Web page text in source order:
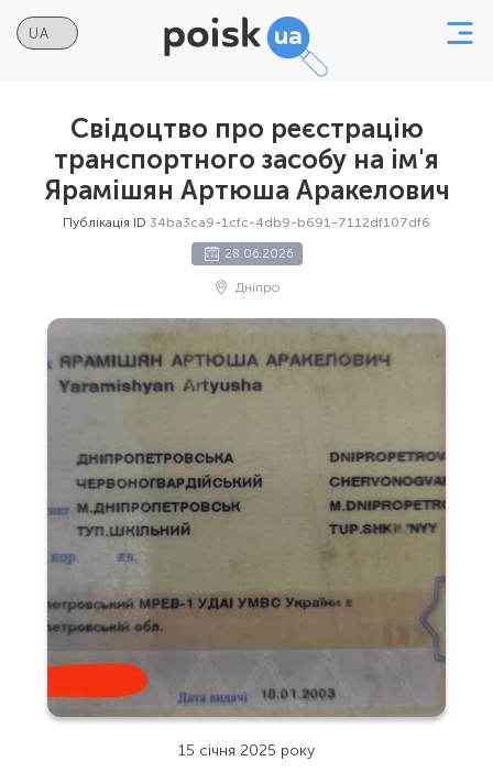
Свідоцтво про реєстрацію
транспортного засобу на ім'я
Ярамішян Артюша Аракелович
Публікація ID 34ba3ca9-1cfc-4db9-b691-7112df107df6
28.06.2026
Дніпро
15 січня 2025 року